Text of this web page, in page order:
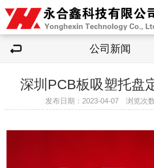
公司新闻
深圳PCB板吸塑托盘
发布日期：2023-04-07 浏览次数